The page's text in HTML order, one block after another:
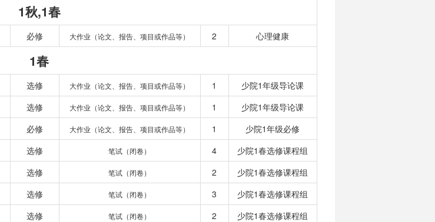
1秋,1春
必修 大作业（论文、报告、项目或作品等） 2 心理健康
1春
选修 大作业（论文、报告、项目或作品等） 1
少院1年级导论课
选修 大作业（论文、报告、项目或作品等） 1
少院1年级导论课
必修 大作业（论文、报告、项目或作品等） 1
少院1年级必修
选修 笔试（闭卷） 4
少院1春选修课程组
选修 笔试（闭卷） 2
少院1春选修课程组
选修 笔试（闭卷） 3
少院1春选修课程组
选修 笔试（闭卷） 2
少院1春选修课程组